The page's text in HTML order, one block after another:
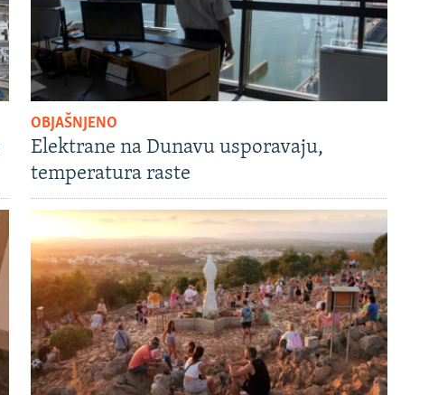
OBJAŠNJENO
Elektrane na Dunavu usporavaju,
temperatura raste